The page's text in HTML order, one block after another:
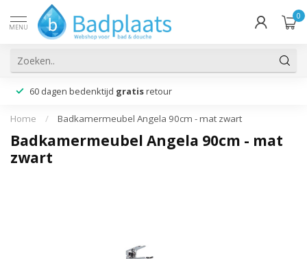
MENU
0
60 dagen bedenktijd gratis retour
Home / Badkamermeubel Angela 90cm - mat zwart
Badkamermeubel Angela 90cm - mat
zwart